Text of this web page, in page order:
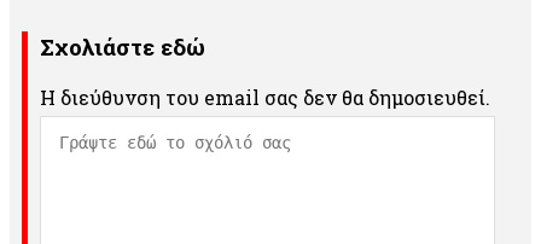
Σχολιάστε εδώ
Η διεύθυνση του email σας δεν θα δημοσιευθεί.